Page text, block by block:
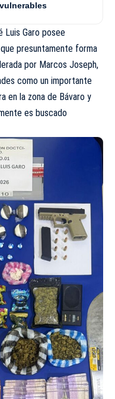
Luis Garo posee
presuntamente forma
por Marcos Joseph,
como un importante
en la zona de Bávaro y
es buscado